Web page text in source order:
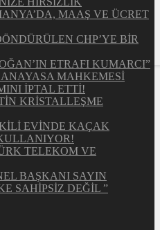
MAAŞ VE ÜCRET
CHP’YE BİR
ETRAFI KUMARCI”
MAHKEMESİ
İPTAL ETTİ!
KRİSTALLEŞME
EVİNDE KAÇAK
TELEKOM VE
BAŞKANI SAYIN
SAHİPSİZ DEĞİL ”